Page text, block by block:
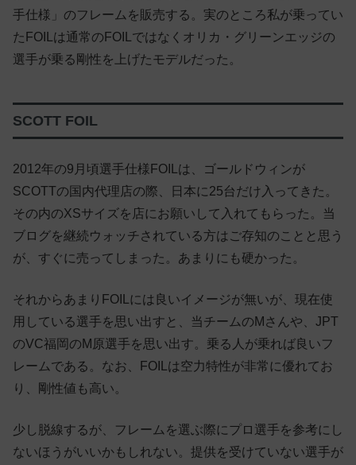
手仕様」のフレームを販売する。実のところ私が乗ってい
たFOILは通常のFOILではなくオリカ・グリーンエッジの
選手が乗る剛性を上げたモデルだった。
SCOTT FOIL
2012年の9月頃選手仕様FOILは、ゴールドウィンが
SCOTTの国内代理店の際、日本に25台だけ入ってきた。
その内のXSサイズを店にお願いして入れてもらった。当
ブログを継続ウォッチされている方はご存知のことと思う
が、すぐに売ってしまった。あまりにも硬かった。
それからあまりFOILには良いイメージが無いが、現在使
用している選手を思い出すと、当チームのMさんや、JPT
のVC福岡のM原選手を思い出す。乗る人が乗れば良いフ
レームである。なお、FOILは空力特性が非常に優れてお
り、剛性値も高い。
少し脱線するが、フレームを選ぶ際にプロ選手を参考にし
ないほうがいいかもしれない。提供を受けていない選手が